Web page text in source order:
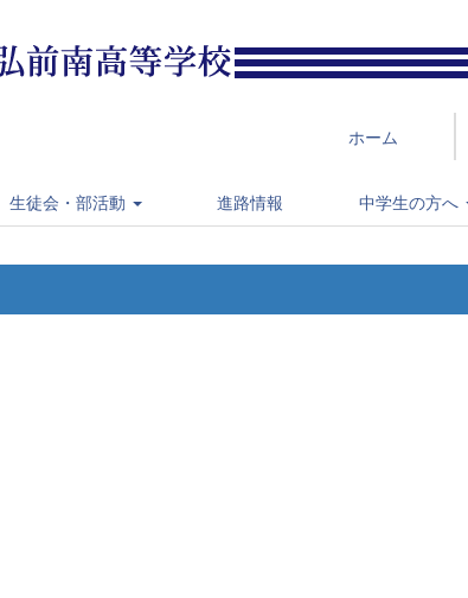
ホーム
生徒会・部活動 進路情報 中学生の方へ